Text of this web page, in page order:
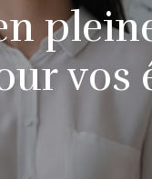
vos